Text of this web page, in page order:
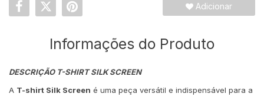
Adicionar
Informações do Produto
DESCRIÇÃO T-SHIRT SILK SCREEN
A T-shirt Silk Screen é uma peça versátil e indispensável para a